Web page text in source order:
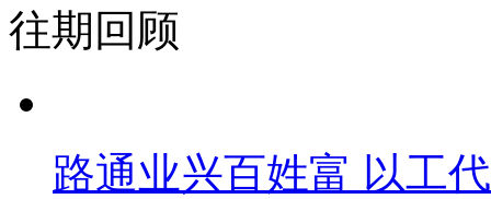
往期回顾
路通业兴百姓富 以工